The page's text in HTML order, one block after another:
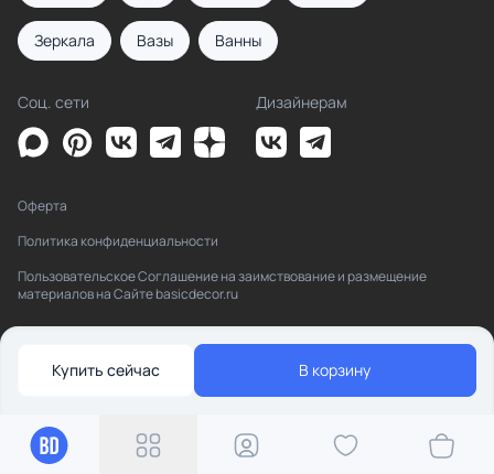
Купить сейчас В корзину
Зеркала Вазы Ванны
Соц. сети Дизайнерам
Оферта
Политика конфиденциальности
Пользовательское Соглашение на заимствование и размещение
материалов на Сайте basicdecor.ru